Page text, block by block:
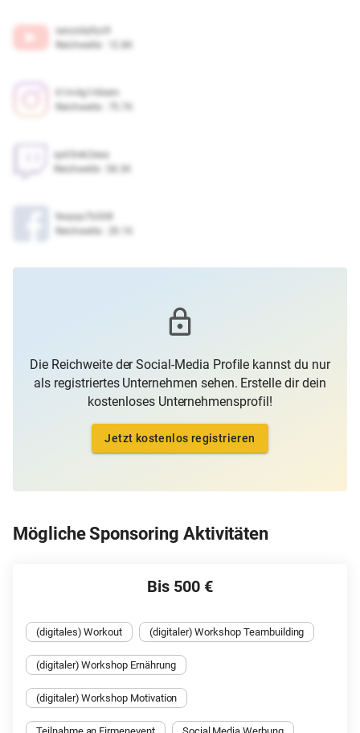
saryzdq9yz9
Reichweite
12.8K
61m4g1r6kem
Reichweite
qyk5rek2eaa
Reichweite
58.3K
fevpqo7b508
Reichweite
Die Reichweite der Social-Media Profile kannst du nur
als registriertes Unternehmen sehen. Erstelle dir dein
kostenloses Unternehmensprofil!
Jetzt kostenlos registrieren
Mögliche Sponsoring Aktivitäten
Bis 500 €
(digitales) Workout (digitaler) Workshop Teambuilding
(digitaler) Workshop Ernährung
(digitaler) Workshop Motivation